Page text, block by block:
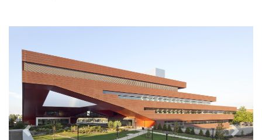
Previous Next